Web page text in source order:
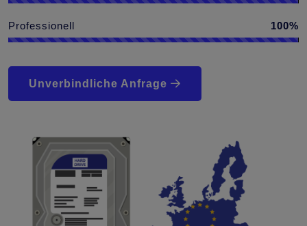
Professionell 100%
Unverbindliche Anfrage